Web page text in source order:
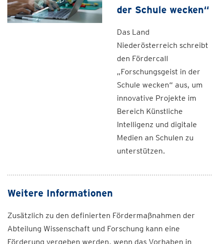
der Schule wecken“
Das Land
Niederösterreich schreibt
den Fördercall
„Forschungsgeist in der
Schule wecken“ aus, um
innovative Projekte im
Bereich Künstliche
Intelligenz und digitale
Medien an Schulen zu
unterstützen.
Weitere Informationen
Zusätzlich zu den definierten Fördermaßnahmen der
Abteilung Wissenschaft und Forschung kann eine
Förderung vergeben werden, wenn das Vorhaben in